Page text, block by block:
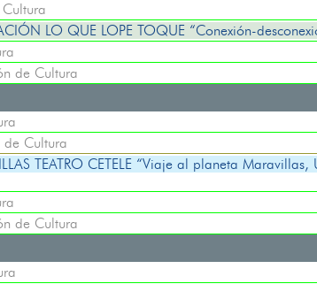
LO QUE LOPE TOQUE “Conexión-
de Cultura
de Cultura
TEATRO CETELE “Viaje al planeta
de Cultura